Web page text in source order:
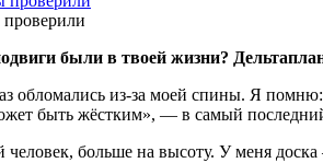
были в твоей жизни?
из-за моей спины. Я
быть жёстким», — в самый
больше на высоту. У меня